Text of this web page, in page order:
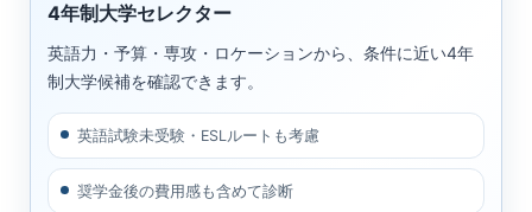
4年制大学セレクター
英語力・予算・専攻・ロケーションから、条件に近い4年
制大学候補を確認できます。
英語試験未受験・ESLルートも考慮
奨学金後の費用感も含めて診断